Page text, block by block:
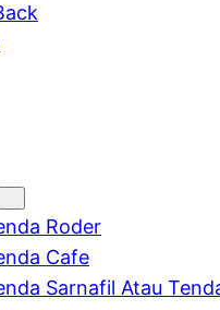
Roder
Cafe
Sarnafil Atau